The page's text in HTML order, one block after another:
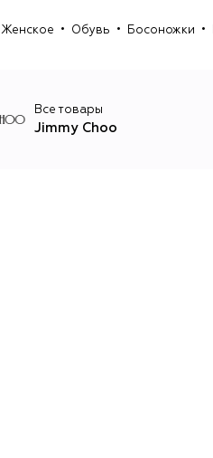
Женское Обувь Босоножки
Все товары
Jimmy Choo